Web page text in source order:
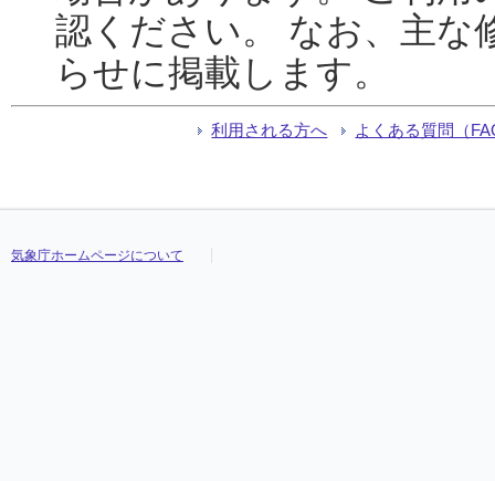
認ください。 なお、主な
らせに掲載します。
利用される方へ よくある質問（
気象庁ホームページについて